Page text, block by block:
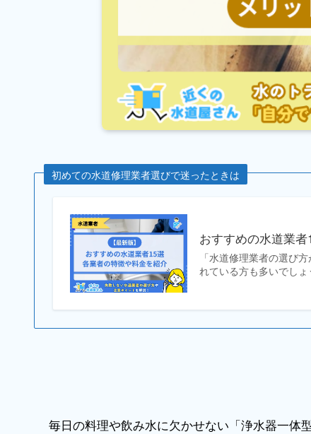
初めての水道修理業者選びで迷ったときは
おすすめの水道業
「水道修理業者の選び
れている方も多いでし
毎日の料理や飲み水に欠かせない「浄水器一体型